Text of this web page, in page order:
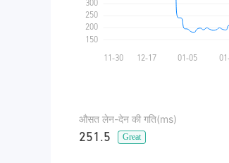
औसत लेन-देन की गति(ms)
251.5 Great